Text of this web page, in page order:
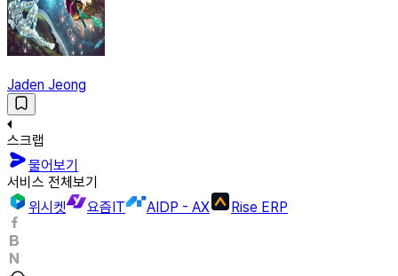
Jaden Jeong
스크랩
물어보기
서비스 전체보기
위시켓
요즘IT AIDP - AX Rise ERP